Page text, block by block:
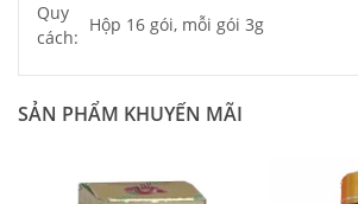
Quy
cách:
Hộp 16 gói, mỗi gói 3g
SẢN PHẨM KHUYẾN MÃI